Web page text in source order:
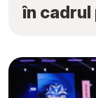
în cadrul